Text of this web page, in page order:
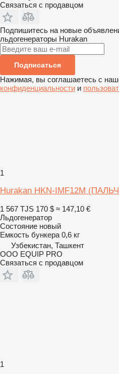
Связаться с продавцом
Подпишитесь на новые
льдогенераторы Hurakan
Подписаться
Нажимая, вы соглашаетесь с
конфиденциальности и
1
Hurakan HKN-IMF12M
1 567 TJS 170 $ ≈ 147,10 €
Льдогенератор
Состояние новый
Емкость бункера 0,6 кг
Узбекистан, Ташкент
OOO EQUIP PRO
Связаться с продавцом
1